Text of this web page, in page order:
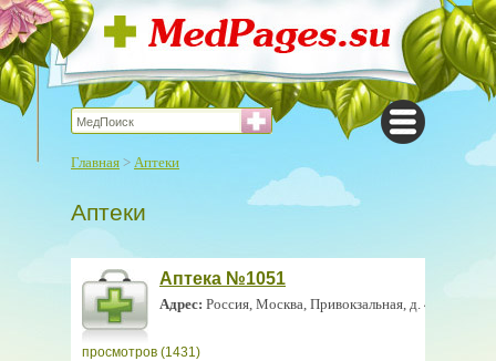
Главная > Аптеки
Аптеки
Аптека №1051
Адрес: Россия, Москва, Привокзальная, д. 4
просмотров (1431)